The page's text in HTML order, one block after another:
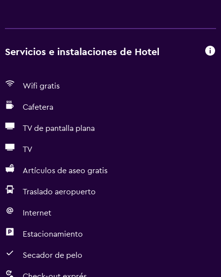
Servicios e instalaciones de Hotel
Wifi gratis
Cafetera
TV de pantalla plana
TV
Artículos de aseo gratis
Traslado aeropuerto
Internet
Estacionamiento
Secador de pelo